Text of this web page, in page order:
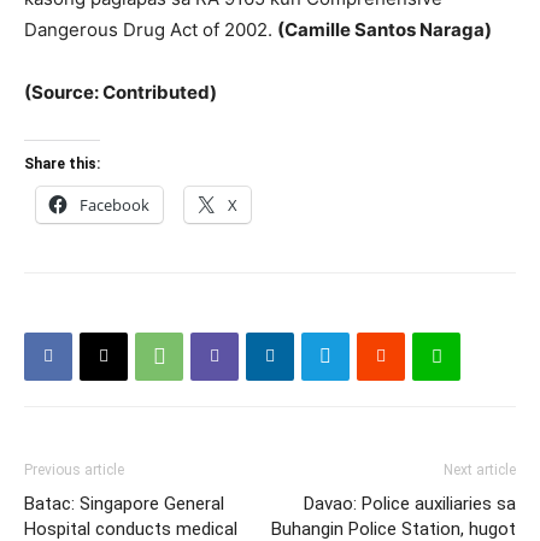
Dangerous Drug Act of 2002. (Camille Santos Naraga)
(Source: Contributed)
Share this:
Facebook X
Previous article
Batac: Singapore General
Hospital conducts medical
Next article
Davao: Police auxiliaries sa
Buhangin Police Station, hugot